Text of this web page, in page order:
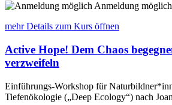
Anmeldung möglich
mehr Details zum Kurs öffnen
Active Hope! Dem Chaos
verzweifeln
Einführungs-Workshop für
Tiefenökologie („Deep Ecology“) nach